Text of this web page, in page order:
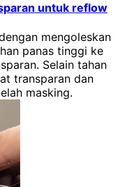
untuk reflow
mengoleskan
panas tinggi ke
Selain tahan
transparan dan
masking.